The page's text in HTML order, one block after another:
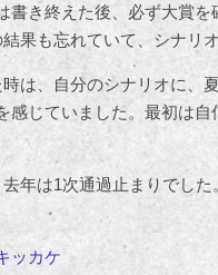
書き終えた後、必ず大賞
果も忘れていて、シナリ
は、自分のシナリオに、
感じていました。最初は
年は1次通過止まりでし
ッカケ